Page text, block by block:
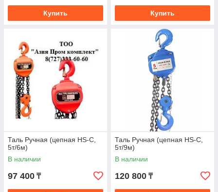
Купить Купить
Таль Ручная (цепная HS-C,
5т/6м)
В наличии
97 400 ₸
Таль Ручная (цепная HS-C,
5т/9м)
В наличии
120 800 ₸